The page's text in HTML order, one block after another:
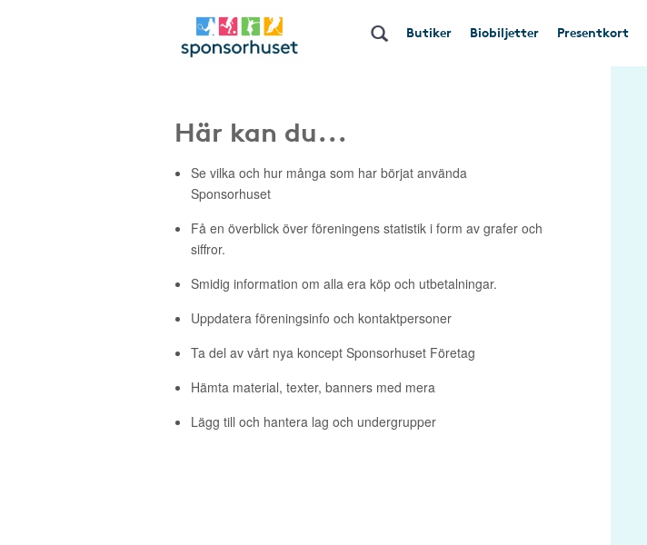
Butiker Biobiljetter Presentkort
Här kan du...
Se vilka och hur många som har börjat använda
Sponsorhuset
Få en överblick över föreningens statistik i form av grafer och
siffror.
Smidig information om alla era köp och utbetalningar.
Uppdatera föreningsinfo och kontaktpersoner
Ta del av vårt nya koncept Sponsorhuset Företag
Hämta material, texter, banners med mera
Lägg till och hantera lag och undergrupper